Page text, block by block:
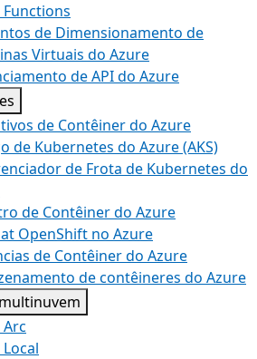
de Dimensionamento de
Virtuais do Azure
de API do Azure
de Contêiner do Azure
de Kubernetes do Azure (AKS)
de Frota de Kubernetes do
de Contêiner do Azure
OpenShift no Azure
de Contêiner do Azure
de contêineres do Azure